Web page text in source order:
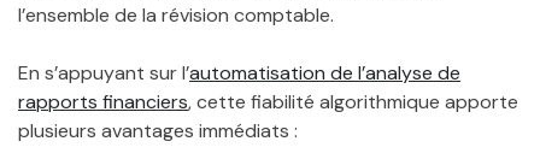
l’ensemble de la révision comptable.
En s’appuyant sur l’automatisation de l’analyse de
rapports financiers, cette fiabilité algorithmique apporte
plusieurs avantages immédiats :